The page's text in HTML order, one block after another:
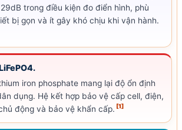
trong điều kiện đo điển hình, phù
bị gọn và ít gây khó chịu khi vận hành.
.
iron phosphate mang lại độ ổn định
dụng. Hệ kết hợp bảo vệ cấp cell, điện,
động và bảo vệ khẩn cấp. [1]